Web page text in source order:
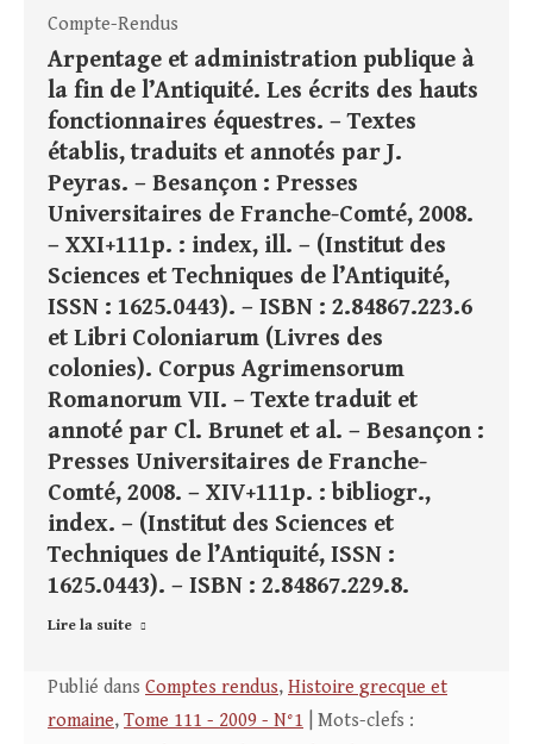
Compte-Rendus
Arpentage et administration publique à
la fin de l’Antiquité. Les écrits des hauts
fonctionnaires équestres. – Textes
établis, traduits et annotés par J.
Peyras. – Besançon : Presses
Universitaires de Franche-Comté, 2008.
– XXI+111p. : index, ill. – (Institut des
Sciences et Techniques de l’Antiquité,
ISSN : 1625.0443). – ISBN : 2.84867.223.6
et Libri Coloniarum (Livres des
colonies). Corpus Agrimensorum
Romanorum VII. – Texte traduit et
annoté par Cl. Brunet et al. – Besançon :
Presses Universitaires de Franche-
Comté, 2008. – XIV+111p. : bibliogr.,
index. – (Institut des Sciences et
Techniques de l’Antiquité, ISSN :
1625.0443). – ISBN : 2.84867.229.8.
Lire la suite
Publié dans Comptes rendus, Histoire grecque et
romaine, Tome 111 - 2009 - N°1 | Mots-clefs :